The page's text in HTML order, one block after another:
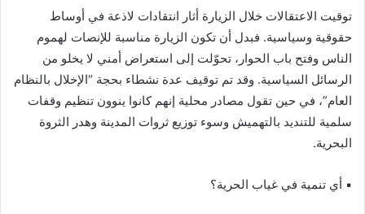
توقيت الاعتقالات خلال الزيارة أثار انتقادات لاذعة في أوساط
حقوقية وسياسية. فبدل أن تكون الزيارة مناسبة للإنصات لهموم
الناس وفتح باب الحوار، تحوّلت إلى استعراض أمني لا يخلو من
الرسائل السياسية. وقد تم توقيف عدة نشطاء بحجة “الإخلال بالنظام
العام”، في حين تقول مصادر محلية إنهم كانوا ينوون تنظيم وقفات
سلمية للتنديد بالتهميش وسوء توزيع ثروات المدينة وهدر الثروة
البحرية.
▪︎ أي تنمية في غياب الحرية؟